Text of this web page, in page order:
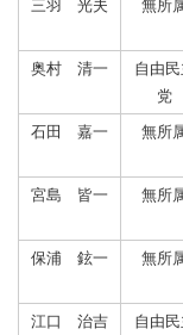
三羽 光夫
無所
奥村 清一
自由民
党
石田 嘉一
無所
宮島 皆一
無所
保浦 鉉一
無所
江口 治吉
自由民